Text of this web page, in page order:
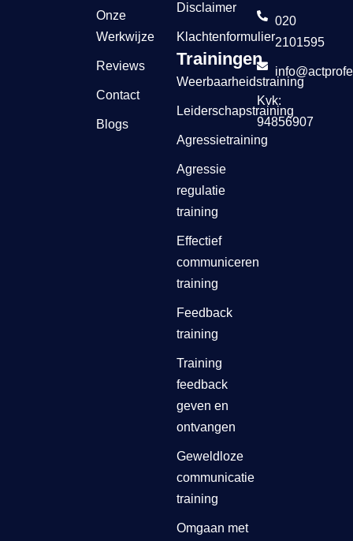
Onze
Werkwijze
Reviews
Contact
Blogs
Disclaimer
Klachtenformulier
Trainingen
Weerbaarheidstraining
Leiderschapstraining
Agressietraining
Agressie
regulatie
training
Effectief
communiceren
training
Feedback
training
Training
feedback
geven en
ontvangen
Geweldloze
communicatie
training
Omgaan met
020
2101595
Kvk:
94856907